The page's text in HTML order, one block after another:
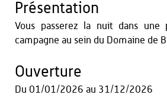
Présentation
Vous passerez la nuit dans
campagne au sein du Domaine de
Ouverture
Du 01/01/2026 au 31/12/2026